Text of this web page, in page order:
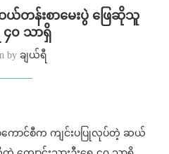
တန်းစာမေးပွဲ ဖြေဆိုသူ
၄၀ သာရှိ
by ချယ်ရီ
ကောင်စီက ကျင်းပပြုလုပ်တဲ့ ဆယ်